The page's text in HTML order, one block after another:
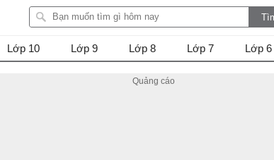
Lớp 10 Lớp 9 Lớp 8 Lớp 7 Lớp 6